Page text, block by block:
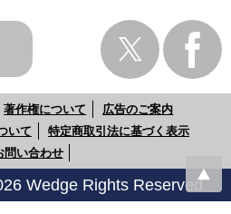
著作権について
広告のご案内
いて
特定商取引法に基づく表示
問い合わせ
Wedge Rights Reserved